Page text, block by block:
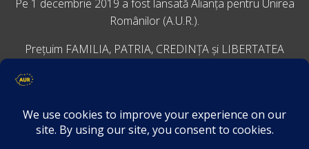
Pe 1 decembrie 2019 a fost lansatăAlianța pentru Unirea
Românilor (A.U.R.).
Prețuim FAMILIA, PATRIA, CREDINȚA și LIBERTATEA
VINO ALĂTURI DE NOI